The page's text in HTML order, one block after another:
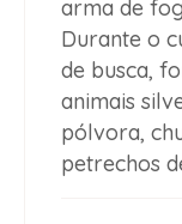
arma de
Durante o
de busca,
animais
pólvora,
petrechos